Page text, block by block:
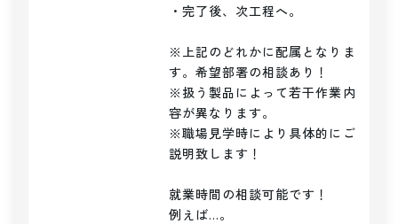
・完了後、次工程へ。
※上記のどれかに配属となりま
す。希望部署の相談あり！
※扱う製品によって若干作業内
容が異なります。
※職場見学時により具体的にご
説明致します！
就業時間の相談可能です！
例えば…。